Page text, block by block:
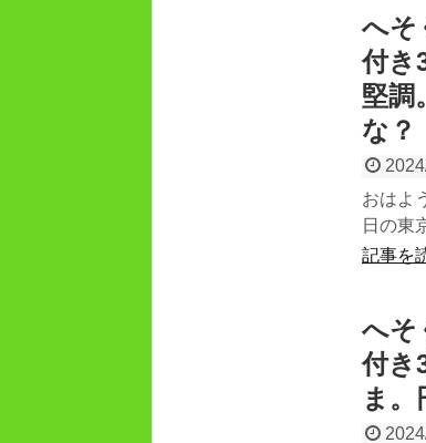
へそ
付き
堅調
な？
おはよ
日の東
記事を
へそ
付き
ま。